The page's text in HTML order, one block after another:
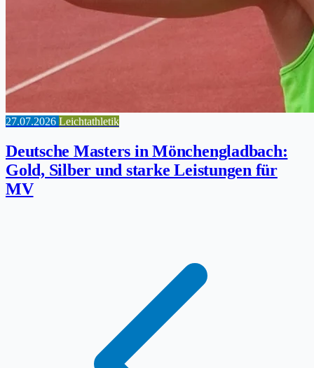
27.07.2026 Leichtathletik
Deutsche Masters in Mönchengladbach:
Gold, Silber und starke Leistungen für
MV